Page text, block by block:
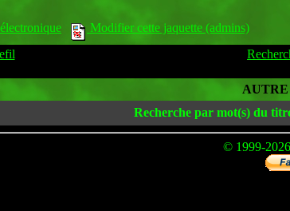
Modifier cette jaquette (admins)
Recherche par mot(s) du
© 1999-2026